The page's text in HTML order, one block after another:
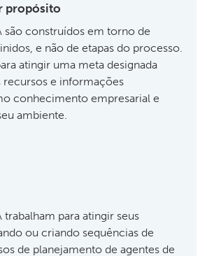
propósito
são construídos em torno de
e não de etapas do processo.
atingir uma meta designada
recursos e informações
conhecimento empresarial e
ambiente.
trabalham para atingir seus
ou criando sequências de
de planejamento de agentes de